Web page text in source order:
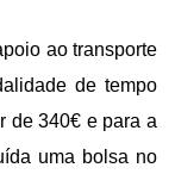
ao transporte
de tempo
de 340€ e para a
uma bolsa no